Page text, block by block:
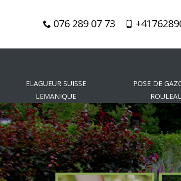
076 289 07 73
ELAGUEUR SUISSE
LEMANIQUE
POSE DE